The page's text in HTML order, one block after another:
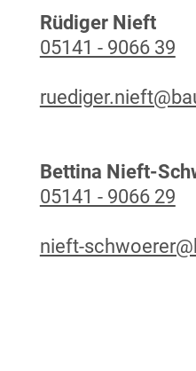
Rüdiger Nieft
05141 - 9066 39
Bettina Nieft-
05141 - 9066 29
nieft-